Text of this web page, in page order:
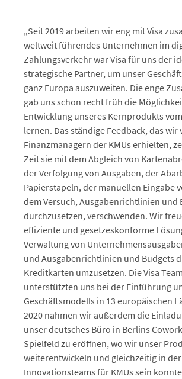
„Seit 2019 arbeiten wir eng mit Visa
weltweit führendes Unternehmen im
Zahlungsverkehr war Visa für uns der
strategische Partner, um unser
ganz Europa auszuweiten. Die enge
gab uns schon recht früh die
Entwicklung unseres Kernprodukts
lernen. Das ständige Feedback, das wir
Finanzmanagern der KMUs erhielten,
Zeit sie mit dem Abgleich von
der Verfolgung von Ausgaben, der
Papierstapeln, der manuellen Eingabe
dem Versuch, Ausgabenrichtlinien und
durchzusetzen, verschwenden. Wir
effiziente und gesetzeskonforme
Verwaltung von
und Ausgabenrichtlinien und Budgets
Kreditkarten umzusetzen. Die Visa
unterstützten uns bei der Einführung
Geschäftsmodells in 13 europäischen
2020 nahmen wir außerdem die
unser deutsches Büro in Berlins
Spielfeld zu eröffnen, wo wir unser
weiterentwickeln und gleichzeitig in der
Innovationsteams für KMUs sein